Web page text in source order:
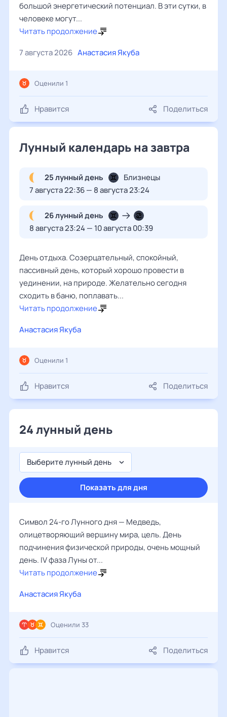
большой энергетический потенциал. В эти сутки, в
человеке могут...
Читать продолжение
7 августа 2026 Анастасия Якуба
Нравится Поделиться
Оценили 1
Лунный календарь на завтра
25 лунный день
Близнецы
7 августа 22:36 — 8 августа 23:24
26 лунный день
8 августа 23:24 — 10 августа 00:39
День отдыха. Созерцательный, спокойный,
пассивный день, который хорошо провести в
уединении, на природе. Желательно сегодня
сходить в баню, поплавать...
Читать продолжение
Анастасия Якуба
Нравится Поделиться
Оценили 1
24 лунный день
Выберите лунный день
Показать для дня
Символ 24-го Лунного дня — Медведь,
олицетворяющий вершину мира, цель. День
подчинения физической природы, очень мощный
день. IV фаза Луны от...
Читать продолжение
Анастасия Якуба
Нравится Поделиться
Оценили 33